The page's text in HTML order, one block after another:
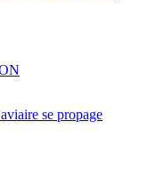
se propage